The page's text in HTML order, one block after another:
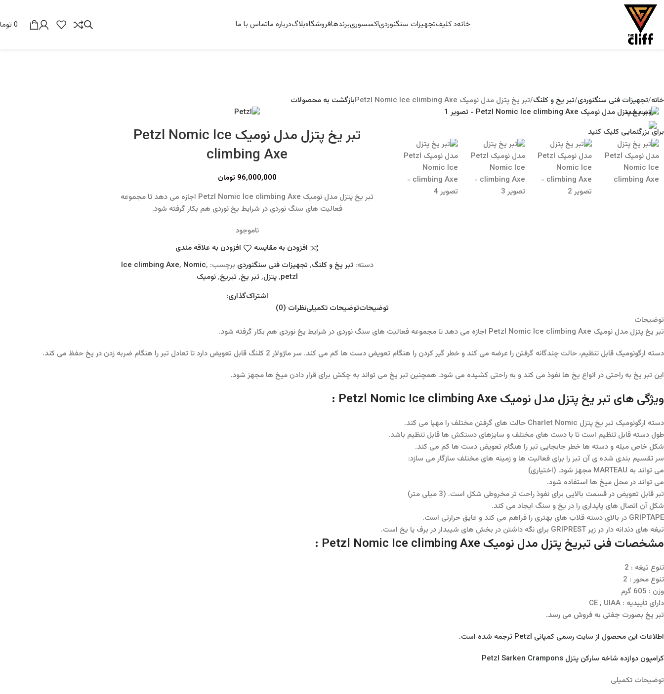
خانهد کلیفتجهیزات سنگنوردیاکسسوریبرندهافروشگاهبلاگدرباره ماتماس با ما 0
خانه تجهیزات فنی سنگنوردی تبر یخ و کلنگ تبر یخ پتزل مدل نومیک Petzl Nomic Ice climbing Axe بازگشت به محصولات
فروخته شده
برای بزرگنمایی کلیک کنید
تبر یخ پتزل مدل نومیک Petzl Nomic Ice
climbing Axe
96,000,000 تومان
تبر یخ پتزل مدل نومیک Petzl Nomic Ice climbing Axe اجازه می دهد تا مجموعه
فعالیت های سنگ نوردی در شرایط یخ نوردی هم بکار گرفته شود.
ناموجود
افزودن به مقایسه
افزودن به علاقه مندی
دسته: تبر یخ و کلنگ, تجهیزات فنی سنگنوردی برچسب: Ice climbing Axe, Nomic,
petzl
,پتزل, تبر یخ, تبریخ,نومیک
اشتراک‌گذاری:
توضیحاتتوضیحات تکمیلینظرات (0)
توضیحات
تبر یخ پتزل مدل نومیک Petzl Nomic Ice climbing Axe اجازه می دهد تا مجموعه فعالیت های سنگ نوردی در شرایط یخ نوردی هم بکار گرفته شود.
دسته ارگونومیک قابل تنظیم، حالت چندگانه گرفتن را عرضه می کند و خطر گیر کردن را هنگام تعویض دست ها کم می کند. سر ماژولار 2 کلنگ قابل تعویض دارد تا تعادل تبر را هنگام ضربه زدن در یخ حفظ می کند.
این تبر یخ به راحتی در انواع یخ ها نفوذ می کند و به راحتی کشیده می شود. همچنین تبر یخ می تواند به چکش برای قرار دادن میخ ها مجهز شود.
ویژگی های تبر یخ پتزل مدل نومیک Petzl Nomic Ice climbing Axe :
دسته ارگونومیک تبر یخ پتزل Charlet Nomic حالت های گرفتن مختلف را مهیا می کند.
طول دسته قابل تنظیم است تا با دست های مختلف و سایزهای دستکش ها قابل تنظیم باشد.
شکل خاص میله و دسته ها خطر جابجایی تبر را هنگام تعویض دست ها کم می کند.
سر تقسیم بندی شده ی آن تبر را برای فعالیت ها و زمینه های مختلف سازگار می سازد:
می تواند به MARTEAU مجهز شود. (اختیاری)
می تواند در محل میخ ها استفاده شود.
تبر قابل تعویض در قسمت بالایی برای نفوذ راحت تر مخروطی شکل است. (3 میلی متر)
شکل آن اتصال های پایداری را در یخ و سنگ ایجاد می کند.
GRIPTAPE در بالای دسته قلاب های بهتری را فراهم می کند و عایق حرارتی است.
تیغه های دندانه دار در زیر GRIPREST برای نگه داشتن در بخش های شیبدار در برف یا یخ است.
مشخصات فنی تبریخ پتزل مدل نومیک Petzl Nomic Ice climbing Axe :
تنوع تیغه : 2
تنوع محور : 2
وزن : 605 گرم
دارای تأییدیه : CE , UIAA
تبر یخ بصورت جفتی به فروش می رسد.
اطلاعات این محصول از سایت رسمی کمپانی Petzl ترجمه شده است.
کرامپون دوازده شاخه سارکن پتزل Petzl Sarken Crampons
توضیحات تکمیلی